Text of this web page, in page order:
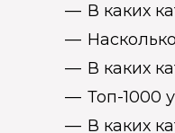
В каких
В каких
Топ-1000
В каких